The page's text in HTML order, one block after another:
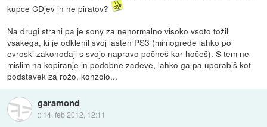
kupce CDjev in ne piratov?
Na drugi strani pa je sony za nenormalno visoko vsoto tožil
vsakega, ki je odklenil svoj lasten PS3 (mimogrede lahko po
evroski zakonodaji s svojo napravo počneš kar hočeš). S tem ne
mislim na kopiranje in podobne zadeve, lahko ga pa uporabiš kot
podstavek za rožo, konzolo...
garamond
:: 14. feb 2012, 12:11